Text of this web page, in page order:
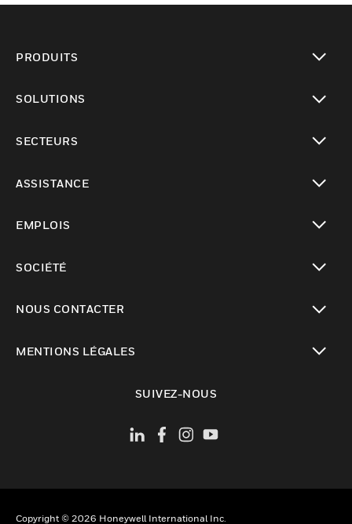
PRODUITS
SOLUTIONS
SECTEURS
ASSISTANCE
EMPLOIS
SOCIÉTÉ
NOUS CONTACTER
MENTIONS LÉGALES
SUIVEZ-NOUS
Copyright © 2026 Honeywell International Inc.